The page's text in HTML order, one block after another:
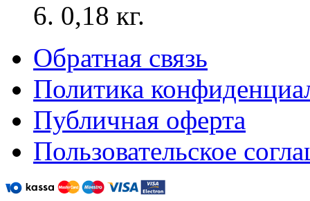
0,18 кг.
Обратная связь
Политика
Публичная оферта
Пользовательское